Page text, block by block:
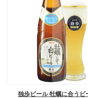
独歩ビール 牡蠣に合うビ